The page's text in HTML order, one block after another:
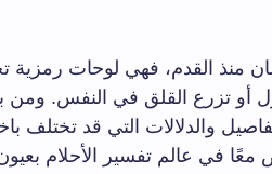
منذ القدم، فهي لوحات رمزية
أو تزرع القلق في النفس. ومن
والدلالات التي قد تختلف
في عالم تفسير الأحلام